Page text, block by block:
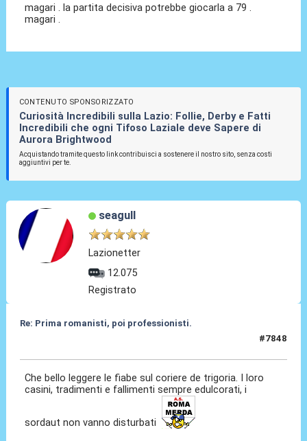
magari . la partita decisiva potrebbe giocarla a 79 .
magari .
CONTENUTO SPONSORIZZATO
Curiosità Incredibili sulla Lazio: Follie, Derby e Fatti
Incredibili che ogni Tifoso Laziale deve Sapere di
Aurora Brightwood
Acquistando tramite questo link contribuisci a sostenere il nostro sito, senza costi
aggiuntivi per te.
seagull
Lazionetter
12.075
Registrato
Re: Prima romanisti, poi professionisti.
#7848
Che bello leggere le fiabe sul coriere de trigoria. I loro
casini, tradimenti e fallimenti sempre edulcorati, i
sordaut non vanno disturbati